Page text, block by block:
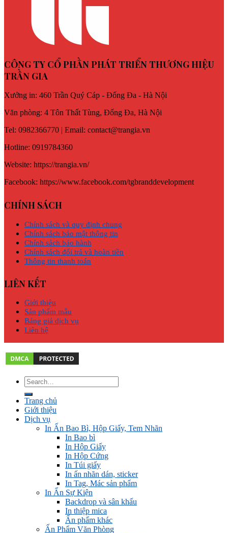
CÔNG TY CỔ PHẦN PHÁT TRIỂN THƯƠNG HIỆU
TRẦN GIA
Xưởng in: 460 Trần Quý Cáp - Đống Đa - Hà Nội
Văn phòng: 4 Tôn Thất Tùng, Đống Đa, Hà Nội
Tel: 0982366770 | Email: contact@trangia.vn
Hotline: 0919784360
Website: https://trangia.vn/
Facebook: https://www.facebook.com/tgbranddevelopment
CHÍNH SÁCH
Chính sách và quy định chung
Chính sách bảo mật thông tin
Chính sách bảo hành
Chính sách đổi trả và hoàn tiền
Thông tin thanh toán
LIÊN KẾT
Giới thiệu
Sản phẩm mẫu
Bảng giá dịch vụ
Liên hệ
Trang chủ
Giới thiệu
Dịch vụ
In Ấn Bao Bì, Hộp Giấy, Tem Nhãn
In Bao bì
In Hộp Giấy
In Hộp Cứng
In Túi giấy
In ấn nhãn dán, sticker
In Tag, Mác sản phẩm
In Ấn Sự Kiện
Backdrop và sân khấu
In thiệp mica
Ấn phẩm khác
Ấn Phẩm Văn Phòng